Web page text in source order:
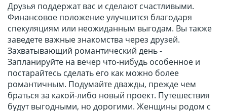
Друзья поддержат вас и сделают счастливыми.
Финансовое положение улучшится благодаря
спекуляциям или неожиданным выгодам. Вы также
заведете важные знакомства через друзей.
Захватывающий романтический день -
Запланируйте на вечер что-нибудь особенное и
постарайтесь сделать его как можно более
романтичным. Подумайте дважды, прежде чем
браться за какой-либо новый проект. Путешествия
будут выгодными, но дорогими. Женщины родом с